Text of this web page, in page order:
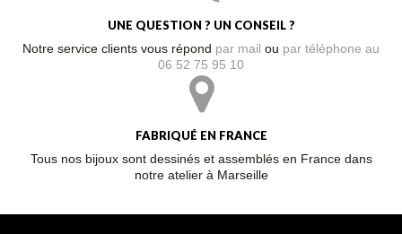
UNE QUESTION ? UN CONSEIL ?
Notre service clients vous répond par mail ou par téléphone au
06 52 75 95 10
FABRIQUÉ EN FRANCE
Tous nos bijoux sont dessinés et assemblés en France dans
notre atelier à Marseille